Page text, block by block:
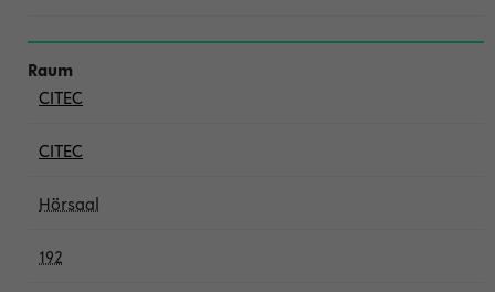
CITEC
CITEC
Hörsaal
192